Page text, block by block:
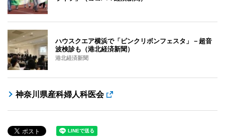
ハウスクエア横浜で「ピンクリボンフェスタ」－超音
波検診も（港北経済新聞）
港北経済新聞
神奈川県産科婦人科医会